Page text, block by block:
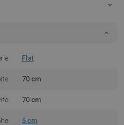
Flat
70 cm
70 cm
5 cm